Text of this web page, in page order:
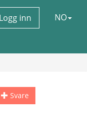
Logg inn NO
Svare